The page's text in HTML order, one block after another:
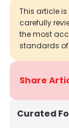
This article
carefully
the most
standards of
Share
Curated